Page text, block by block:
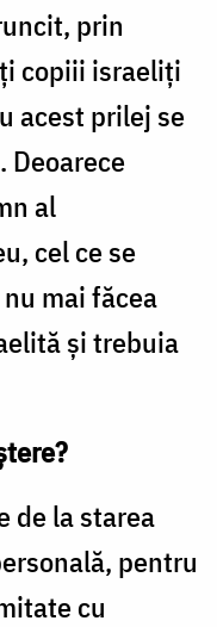
prin
copiii israeliţi
acest prilej se
Deoarece
al
cel ce se
mai făcea
şi trebuia
de la starea
pentru
cu